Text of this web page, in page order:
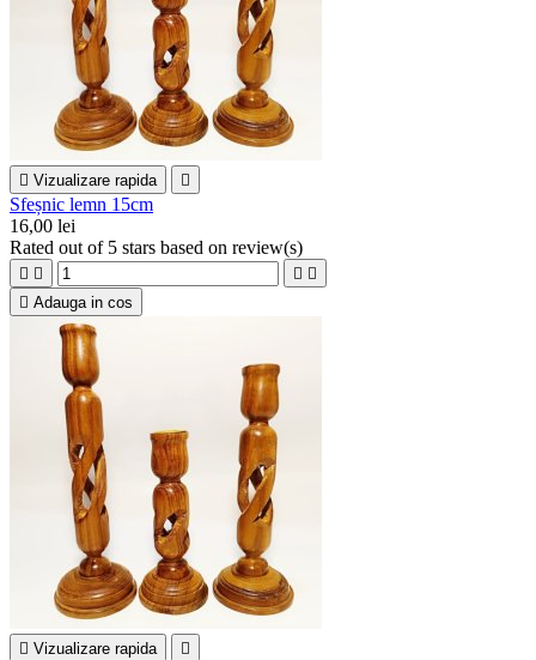
 Vizualizare rapida 
Sfeșnic lemn 15cm
16,00 lei
Rated out of 5 stars based on review(s)
   
 Adauga in cos
 Vizualizare rapida 